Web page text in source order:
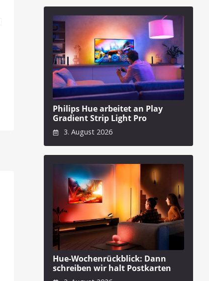
Philips Hue arbeitet an Play
Gradient Strip Light Pro
3. August 2026
Hue-Wochenrückblick: Dann
schreiben wir halt Postkarten